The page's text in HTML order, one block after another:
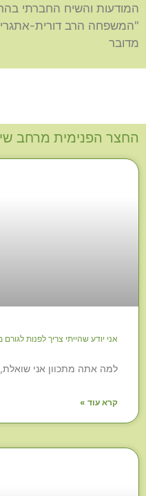
המודעות והשיח החברתי
"המשפחה הרב דורית-
מדובר
החצר הפנימית מרחב
אני יודע שהייתי צריך לפנות
למה אתה מתכוון אני
קרא עוד »